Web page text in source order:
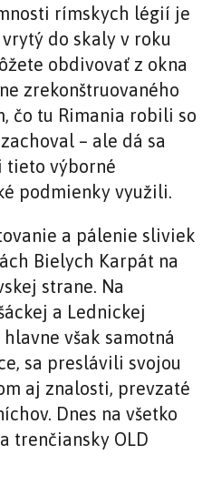
rímskych légií je
do skaly v roku
obdivovať z okna
zrekonštruovaného
čo tu Rimania robili so
– ale dá sa
tieto výborné
podmienky využili.
a pálenie sliviek
Bielych Karpát na
strane. Na
a Lednickej
však samotná
sa preslávili svojou
aj znalosti, prevzaté
Dnes na všetko
trenčiansky OLD